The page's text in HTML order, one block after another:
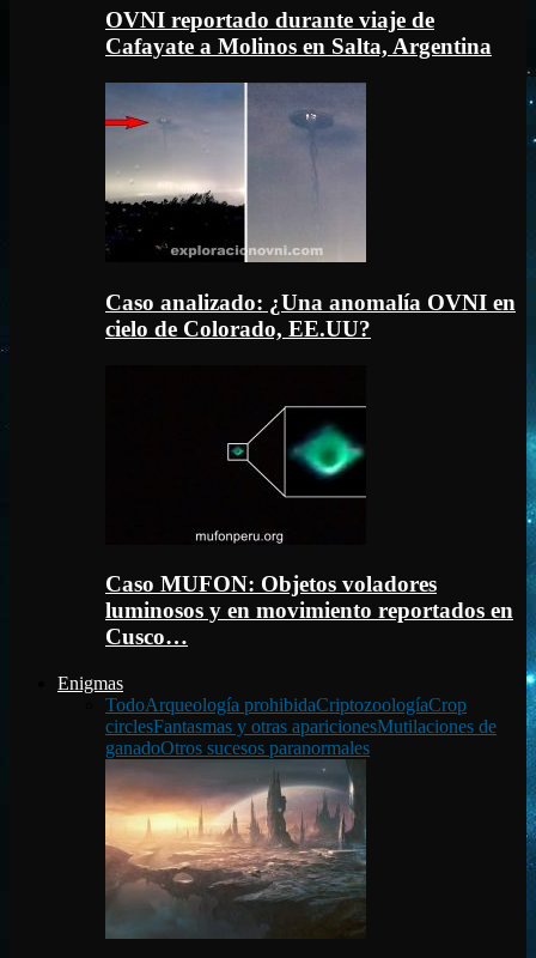
OVNI reportado durante viaje de
Cafayate a Molinos en Salta, Argentina
Caso analizado: ¿Una anomalía OVNI en
cielo de Colorado, EE.UU?
Caso MUFON: Objetos voladores
luminosos y en movimiento reportados en
Cusco…
Enigmas
TodoArqueología prohibidaCriptozoologíaCrop
circlesFantasmas y otras aparicionesMutilaciones de
ganadoOtros sucesos paranormales